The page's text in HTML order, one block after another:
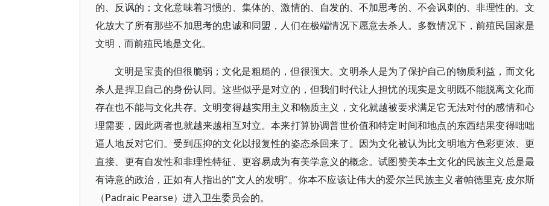
的、反讽的；文化意味着习惯的、集体的、激情的、自发的、不加思考的、不会讽刺的、非理性的。文
化放大了所有那些不加思考的忠诚和同盟，人们在极端情况下愿意去杀人。多数情况下，前殖民国家是
文明，而前殖民地是文化。
文明是宝贵的但很脆弱；文化是粗糙的，但很强大。文明杀人是为了保护自己的物质利益，而文化
杀人是捍卫自己的身份认同。这些似乎是对立的，但我们时代让人担忧的现实是文明既不能脱离文化而
存在也不能与文化共存。文明变得越实用主义和物质主义，文化就越被要求满足它无法对付的感情和心
理需要，因此两者也就越来越相互对立。本来打算协调普世价值和特定时间和地点的东西结果变得咄咄
逼人地反对它们。受到压抑的文化以报复性的姿态杀回来了。因为文化被认为比文明地方色彩更浓、更
直接、更有自发性和非理性特征、更容易成为有美学意义的概念。试图赞美本土文化的民族主义总是最
有诗意的政治，正如有人指出的“文人的发明”。你本不应该让伟大的爱尔兰民族主义者帕德里克·皮尔斯
（Padraic Pearse）进入卫生委员会的。